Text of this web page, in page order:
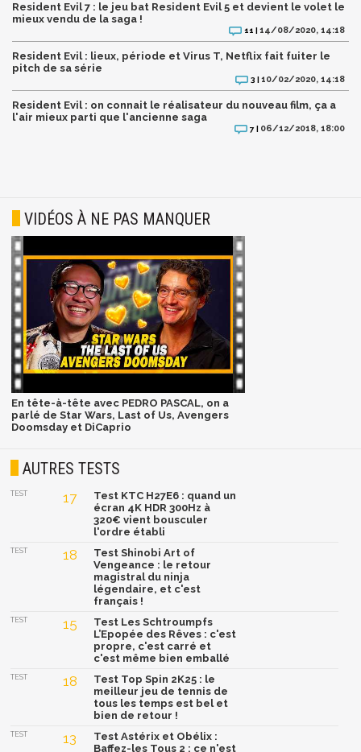
Resident Evil 7 : le jeu bat Resident Evil 5 et devient le volet le
mieux vendu de la saga !
11 |14/08/2020, 14:18
Resident Evil : lieux, période et Virus T, Netflix fait fuiter le
pitch de sa série
3 |10/02/2020, 14:18
Resident Evil : on connait le réalisateur du nouveau film, ça a
l'air mieux parti que l'ancienne saga
7 | 06/12/2018, 18:00
VIDÉOS À NE PAS MANQUER
En tête-à-tête avec PEDRO PASCAL, on a
parlé de Star Wars, Last of Us, Avengers
Doomsday et DiCaprio
AUTRES TESTS
TEST 17
Test KTC H27E6 : quand un
écran 4K HDR 300Hz à
320€ vient bousculer
l'ordre établi
TEST 18
Test Shinobi Art of
Vengeance : le retour
magistral du ninja
légendaire, et c'est
français !
TEST 15
Test Les Schtroumpfs
L’Epopée des Rêves : c'est
propre, c'est carré et
c'est même bien emballé
TEST 18
Test Top Spin 2K25 : le
meilleur jeu de tennis de
tous les temps est bel et
bien de retour !
TEST 13
Test Astérix et Obélix :
Baffez-les Tous 2 : ce n'est